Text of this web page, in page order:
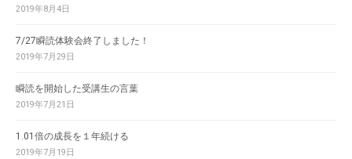
2019年8月4日
7/27瞬読体験会終了しました！
2019年7月29日
瞬読を開始した受講生の言葉
2019年7月21日
1.01倍の成長を１年続ける
2019年7月19日